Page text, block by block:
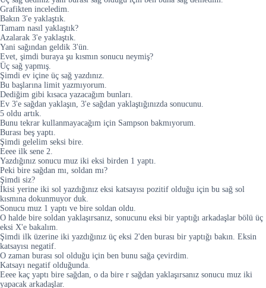
Grafikten inceledim.
Bakın 3'e yaklaştık.
Tamam nasıl yaklaştık?
Azalarak 3'e yaklaştık.
Yani sağından geldik 3'ün.
Evet, şimdi buraya şu kısmın sonucu neymiş?
Üç sağ yapmış.
Şimdi ev içine üç sağ yazdınız.
Bu başlarına limit yazmıyorum.
Dediğim gibi kısaca yazacağım bunları.
Ev 3'e sağdan yaklaşın, 3'e sağdan yaklaştığınızda sonucunu.
5 oldu artık.
Bunu tekrar kullanmayacağım için Sampson bakmıyorum.
Burası beş yaptı.
Şimdi gelelim seksi bire.
Eeee ilk sene 2.
Yazdığınız sonucu muz iki eksi birden 1 yaptı.
Peki bire sağdan mı, soldan mı?
Şimdi siz?
İkisi yerine iki sol yazdığınız eksi katsayısı pozitif olduğu için bu sağ sol
kısmına dokunmuyor duk.
Sonucu muz 1 yaptı ve bire soldan oldu.
O halde bire soldan yaklaşırsanız, sonucunu eksi bir yaptığı arkadaşlar bölü üç
eksi X'e bakalım.
Şimdi ilk üzerine iki yazdığınız üç eksi 2'den burası bir yaptığı bakın. Eksin
katsayısı negatif.
O zaman burası sol olduğu için ben bunu sağa çevirdim.
Katsayı negatif olduğunda.
Eeee kaç yaptı bire sağdan, o da bire r sağdan yaklaşırsanız sonucu muz iki
yapacak arkadaşlar.